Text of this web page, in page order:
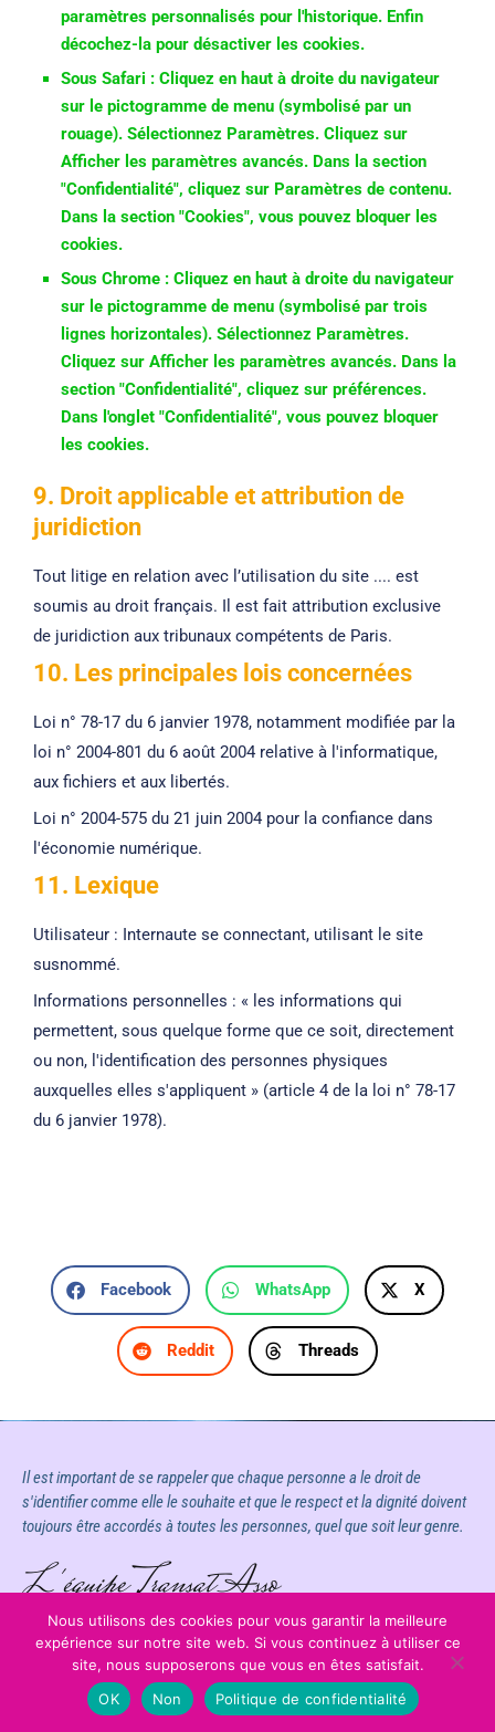
paramètres personnalisés pour l'historique. Enfin
décochez-la pour désactiver les cookies.
Sous Safari : Cliquez en haut à droite du navigateur
sur le pictogramme de menu (symbolisé par un
rouage). Sélectionnez Paramètres. Cliquez sur
Afficher les paramètres avancés. Dans la section
"Confidentialité", cliquez sur Paramètres de contenu.
Dans la section "Cookies", vous pouvez bloquer les
cookies.
Sous Chrome : Cliquez en haut à droite du navigateur
sur le pictogramme de menu (symbolisé par trois
lignes horizontales). Sélectionnez Paramètres.
Cliquez sur Afficher les paramètres avancés. Dans la
section "Confidentialité", cliquez sur préférences.
Dans l'onglet "Confidentialité", vous pouvez bloquer
les cookies.
9. Droit applicable et attribution de
juridiction
Tout litige en relation avec l’utilisation du site .... est
soumis au droit français. Il est fait attribution exclusive
de juridiction aux tribunaux compétents de Paris.
10. Les principales lois concernées
Loi n° 78-17 du 6 janvier 1978, notamment modifiée par la
loi n° 2004-801 du 6 août 2004 relative à l'informatique,
aux fichiers et aux libertés.
Loi n° 2004-575 du 21 juin 2004 pour la confiance dans
l'économie numérique.
11. Lexique
Utilisateur : Internaute se connectant, utilisant le site
susnommé.
Informations personnelles : « les informations qui
permettent, sous quelque forme que ce soit, directement
ou non, l'identification des personnes physiques
auxquelles elles s'appliquent » (article 4 de la loi n° 78-17
du 6 janvier 1978).
Facebook WhatsApp X
Reddit Threads
Il est important de se rappeler que chaque personne a le droit de
s'identifier comme elle le souhaite et que le respect et la dignité doivent
toujours être accordés à toutes les personnes, quel que soit leur genre.
L'équipe Transat Asso
Nous utilisons des cookies pour vous garantir la meilleure
expérience sur notre site web. Si vous continuez à utiliser ce
site, nous supposerons que vous en êtes satisfait.
OK
Non Politique de confidentialité